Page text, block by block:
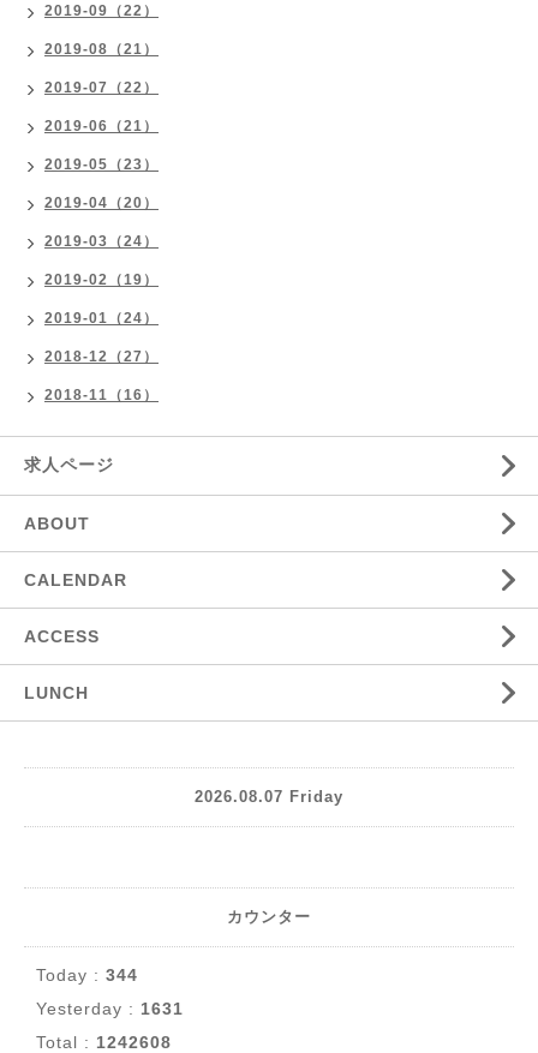
2019-09（22）
2019-08（21）
2019-07（22）
2019-06（21）
2019-05（23）
2019-04（20）
2019-03（24）
2019-02（19）
2019-01（24）
2018-12（27）
2018-11（16）
求人ページ
ABOUT
CALENDAR
ACCESS
LUNCH
2026.08.07 Friday
カウンター
Today : 344
Yesterday : 1631
Total : 1242608